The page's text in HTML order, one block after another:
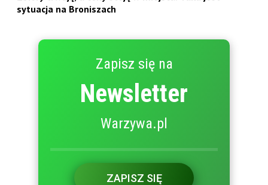
sytuacja na Broniszach
Zapisz się na
Newsletter
Warzywa.pl
ZAPISZ SIĘ